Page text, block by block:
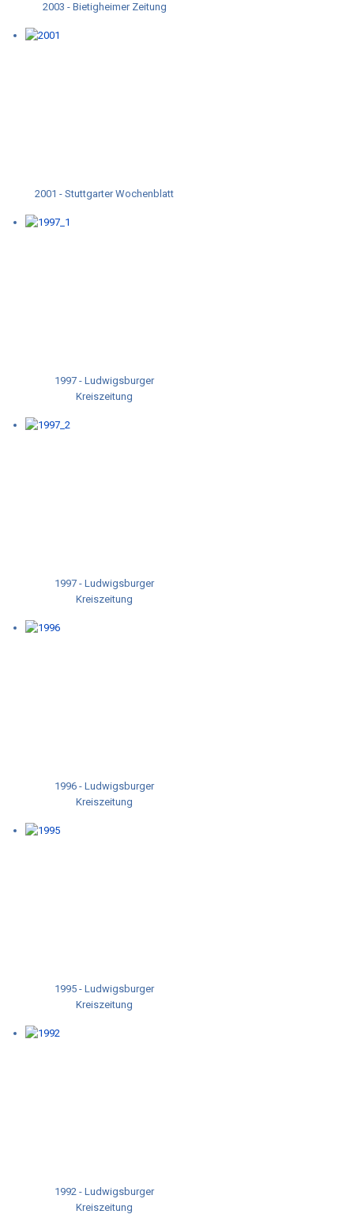
2003 - Bietigheimer Zeitung
2001 - Stuttgarter Wochenblatt
1997 - Ludwigsburger
Kreiszeitung
1997 - Ludwigsburger
Kreiszeitung
1996 - Ludwigsburger
Kreiszeitung
1995 - Ludwigsburger
Kreiszeitung
1992 - Ludwigsburger
Kreiszeitung